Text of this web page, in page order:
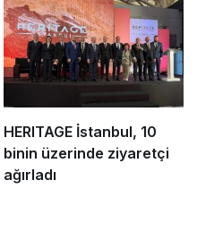
HERITAGE İstanbul, 10
binin üzerinde ziyaretçi
ağırladı